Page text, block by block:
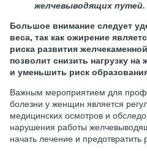
желчевыводящих путей.
Большое внимание следует
веса, так как ожирение
риска развития
позволит снизить нагрузку
и уменьшить риск
Важным мероприятием для
болезни у женщин является
медицинских осмотров и
нарушения работы
начать лечение и предотвратить